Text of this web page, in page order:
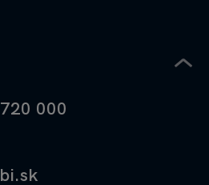
000